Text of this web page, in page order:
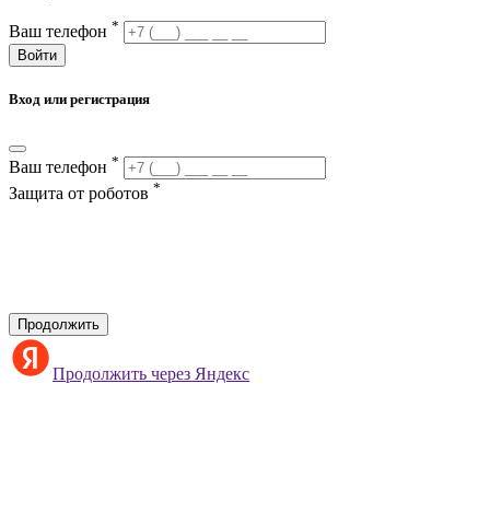
Ваш телефон *
Войти
Вход или регистрация
Ваш телефон *
Защита от роботов *
Продолжить
Продолжить через Яндекс